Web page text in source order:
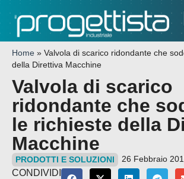
Home » Valvola di scarico ridondante che
della Direttiva Macchine
Valvola di scarico
ridondante che
le richieste della
Macchine
PRODOTTI E SOLUZIONI 26 Febbraio
CONDIVIDI